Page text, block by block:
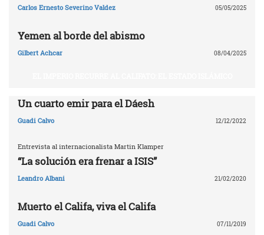
Carlos Ernesto Severino Valdez 05/05/2025
Yemen al borde del abismo
Gilbert Achcar 08/04/2025
Un cuarto emir para el Dáesh
Guadi Calvo 12/12/2022
Entrevista al internacionalista Martin Klamper
“La solución era frenar a ISIS”
Leandro Albani 21/02/2020
Muerto el Califa, viva el Califa
Guadi Calvo 07/11/2019